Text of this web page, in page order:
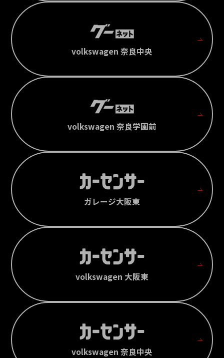
volkswagen 奈良中央
volkswagen 奈良学園前
ガレージ大阪東
volkswagen 大阪東
volkswagen 奈良中央